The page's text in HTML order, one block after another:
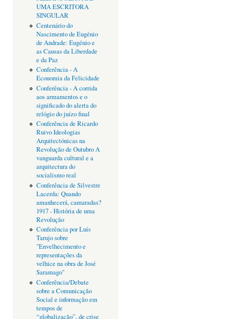
UMA ESCRITORA
SINGULAR
Centenário do
Nascimento de Eugénio
de Andrade: Eugénio e
as Causas da Liberdade
e da Paz
Conferência - A
Economia da Felicidade
Conferência - A corrida
aos armamentos e o
significado do alerta do
relógio do juízo final
Conferência de Ricardo
Ruivo Ideologias
Arquitectónicas na
Revolução de Outubro A
vanguarda cultural e a
arquitectura do
socialismo real
Conferência de Silvestre
Lacerda: Quando
amanhecerá, camaradas?
1917 - História de uma
Revolução
Conferência por Luís
Tarujo sobre
"Envelhecimento e
representações da
velhice na obra de José
Saramago"
Conferência/Debate
sobre a Comunicação
Social e informação em
tempos de
“globalização”, de crise